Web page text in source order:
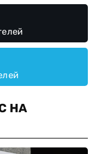
НА